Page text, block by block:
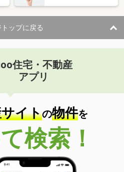
ップに戻る
住宅・不動産
アプリ
イトの物件を
検索！